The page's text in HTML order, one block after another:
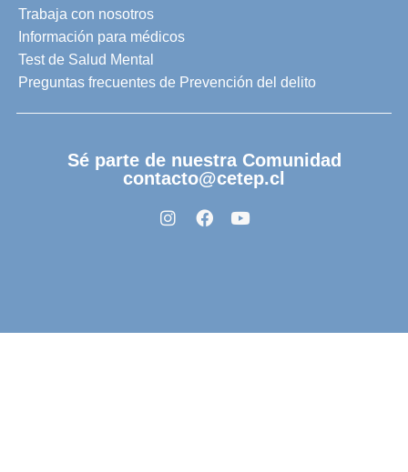
Trabaja con nosotros
Información para médicos
Test de Salud Mental
Preguntas frecuentes de Prevención del delito
Sé parte de nuestra Comunidad
contacto@cetep.cl